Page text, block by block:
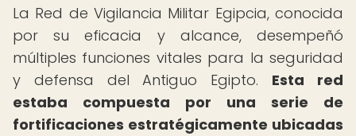
La Red de Vigilancia Militar Egipcia, conocida
por su eficacia y alcance, desempeñó
múltiples funciones vitales para la seguridad
y defensa del Antiguo Egipto. Esta red
estaba compuesta por una serie de
fortificaciones estratégicamente ubicadas